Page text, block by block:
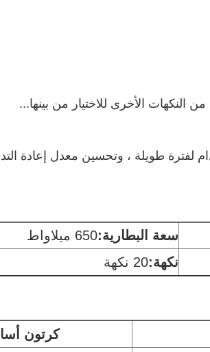
من النكهات الأخرى للاختيار من بينها...
لفترة طويلة ، وتحسين معدل إعادة
سعة البطارية:650 ميلاواط
نكهة:20 نكهة
كرتون